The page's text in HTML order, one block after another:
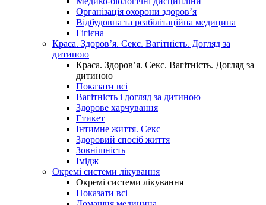
Організація охорони здоров’я
Відбудовна та реабілітаційна медицина
Гігієна
Краса. Здоров’я. Секс. Вагітність. Догляд за
дитиною
Краса. Здоров’я. Секс. Вагітність. Догляд за
дитиною
Показати всі
Вагітність і догляд за дитиною
Здорове харчування
Етикет
Інтимне життя. Секс
Здоровий спосіб життя
Зовнішність
Імідж
Окремі системи лікування
Окремі системи лікування
Показати всі